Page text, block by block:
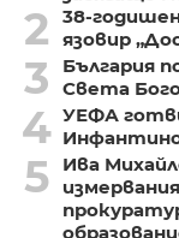
2
38-
язовир
3
България
Света
4 УЕФА
5
Ива